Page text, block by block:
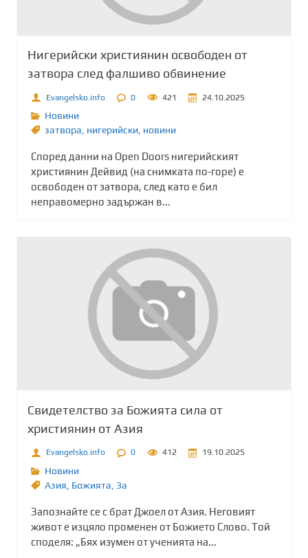
Нигерийски християнин освободен от
затвора след фалшиво обвинение
Evangelsko.info 0 421 24.10.2025
Новини
затвора нигерийски новини
Според данни на Open Doors нигерийският
християнин Дейвид (на снимката по-горе) е
освободен от затвора, след като е бил
неправомерно задържан в...
Свидетелство за Божията сила от
християнин от Азия
Evangelsko.info 0 412 19.10.2025
Новини
Азия Божията Зa
Запознайте се с брат Джоел от Азия. Неговият
живот е изцяло променен от Божието Слово. Той
споделя: „Бях изумен от ученията на...